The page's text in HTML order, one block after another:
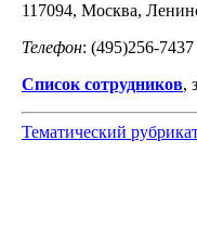
117094, Москва,
Телефон: (495)256-7437
Список сотрудников,
Тематический